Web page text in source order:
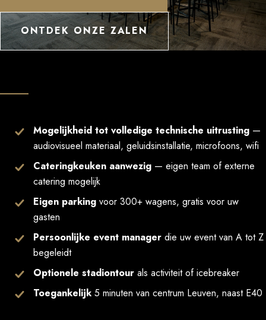
ONTDEK ONZE ZALEN
Mogelijkheid tot volledige technische uitrusting —
audiovisueel materiaal, geluidsinstallatie, microfoons, wifi
Cateringkeuken aanwezig — eigen team of externe
catering mogelijk
Eigen parking voor 300+ wagens, gratis voor uw
gasten
Persoonlijke event manager die uw event van A tot Z
begeleidt
Optionele stadiontour als activiteit of icebreaker
Toegankelijk5 minuten van centrum Leuven, naast E40